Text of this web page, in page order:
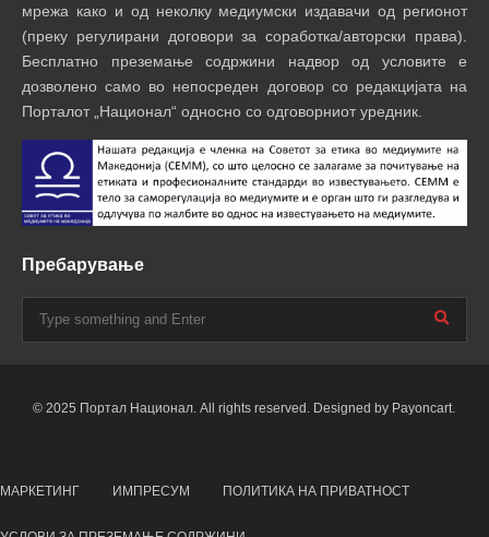
мрежа како и од неколку медиумски издавачи од регионот
(преку регулирани договори за соработка/авторски права).
Бесплатно преземање содржини надвор од условите е
дозволено само во непосреден договор со редакцијата на
Порталот „Национал“ односно со одговорниот уредник.
Пребарување
© 2025 Портал Национал. All rights reserved. Designed by Payoncart.
МАРКЕТИНГ ИМПРЕСУМ ПОЛИТИКА НА ПРИВАТНОСТ